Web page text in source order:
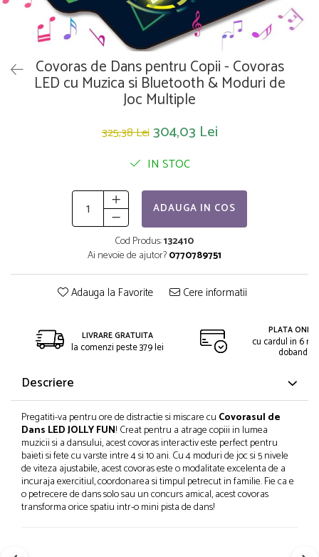
Papusi si accesorii
Trotinete
Trenulete si masinute
Unelte si bancuri de lucru
Covoras de Dans pentru Copii - Covoras
LED cu Muzica si Bluetooth & Moduri de
Joc Multiple
325,38 Lei 304,03 Lei
IN STOC
ADAUGA IN COS
Cod Produs:132410
Ai nevoie de ajutor?0770789751
Adauga la Favorite Cere informatii
LIVRARE GRATUITA
la comenzi peste 379 lei
PLATA
cu cardul in 6
dobanda
Descriere
Pregatiti-va pentru ore de distractie si miscare cu Covorasul de
Dans LED JOLLY FUN! Creat pentru a atrage copiii in lumea
muzicii si a dansului, acest covoras interactiv este perfect pentru
baieti si fete cu varste intre 4 si 10 ani. Cu 4 moduri de joc si 5 nivele
de viteza ajustabile, acest covoras este o modalitate excelenta de a
incuraja exercitiul, coordonarea si timpul petrecut in familie. Fie ca e
o petrecere de dans solo sau un concurs amical, acest covoras
transforma orice spatiu intr-o mini pista de dans!